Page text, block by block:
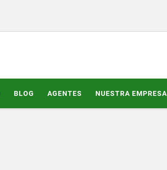
BLOG AGENTES NUESTRA EMPRESA